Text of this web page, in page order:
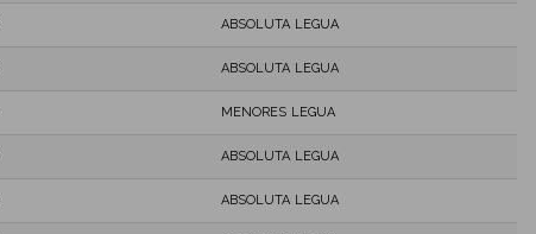
ABSOLUTA LEGUA
ABSOLUTA LEGUA
MENORES LEGUA
ABSOLUTA LEGUA
ABSOLUTA LEGUA